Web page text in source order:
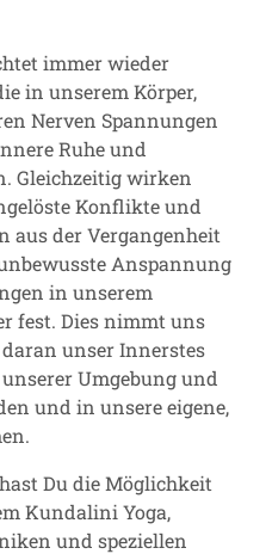
immer wieder
in unserem Körper,
Nerven Spannungen
Ruhe und
Gleichzeitig wirken
Konflikte und
aus der Vergangenheit
Anspannung
in unserem
fest. Dies nimmt uns
unser Innerstes
Umgebung und
und in unsere eigene,
Du die Möglichkeit
Kundalini Yoga,
und speziellen